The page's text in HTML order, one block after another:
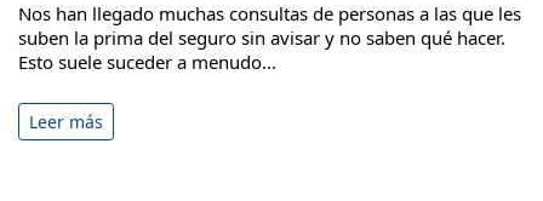
Nos han llegado muchas consultas de personas a las que les
suben la prima del seguro sin avisar y no saben qué hacer.
Esto suele suceder a menudo...
Leer más